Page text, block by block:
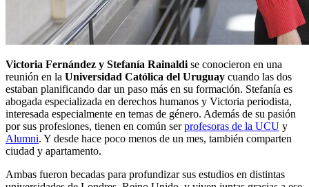
Victoria Fernández y Stefanía Rainaldise conocieron en una
reunión en la Universidad Católica del Uruguay cuando las dos
estaban planificando dar un paso más en su formación. Stefanía es
abogada especializada en derechos humanos y Victoria periodista,
interesada especialmente en temas de género. Además de su pasión
por sus profesiones, tienen en común serprofesoras de la UCU y
Alumni. Y desde hace poco menos de un mes, también comparten
ciudad y apartamento.
Ambas fueron becadas para profundizar sus estudios en distintas